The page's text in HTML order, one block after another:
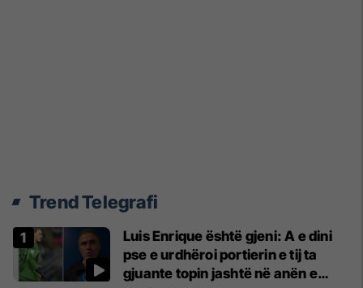
Trend Telegrafi
Luis Enrique është gjeni: A e dini
pse e urdhëroi portierin e tij ta
gjuante topin jashtë në anën e